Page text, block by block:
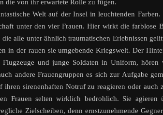
die von ihr erwartete Rolle zu fügen.
Welt auf der Insel in leuchtenden
unter den vier Frauen. Hier wirkt die farblose
alle unter ähnlich traumatischen Erlebnissen
in der rauen sie umgebende Kriegswelt. Der
und junge Soldaten in Uniform,
andere Frauengruppen es sich zur Aufgabe
ihren sirenenhaften Notruf zu reagieren oder
Frauen selten wirklich bedrohlich. Sie agieren
Zielscheiben, denn ernstzunehmende